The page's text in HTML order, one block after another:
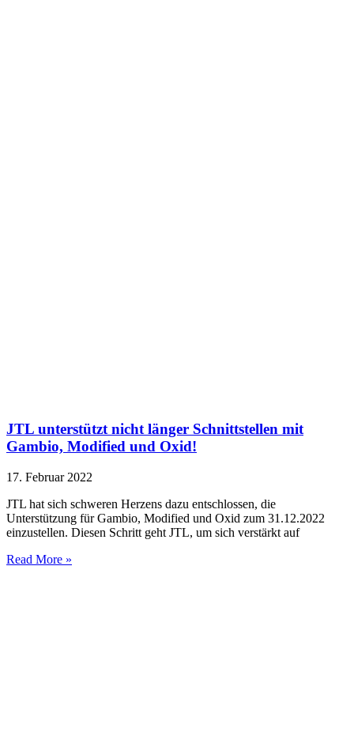
JTL unterstützt nicht länger Schnittstellen mit
Gambio, Modified und Oxid!
17. Februar 2022
JTL hat sich schweren Herzens dazu entschlossen, die
Unterstützung für Gambio, Modified und Oxid zum 31.12.2022
einzustellen. Diesen Schritt geht JTL, um sich verstärkt auf
Read More »